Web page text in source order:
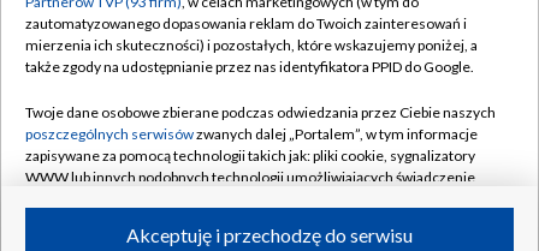
Centrum informacji TVP
Naziemna Telewizja Cyfrowa
Rada Programowa
System NOS
Informacje o nadawcy
Program dla prasy
Moje zgody
Pomoc
Kontakt
Kanały
zautomatyzowanego dopasowania reklam do Twoich zainteresowań i
mierzenia ich skuteczności) i pozostałych, które wskazujemy poniżej, a
także zgody na udostępnianie przez nas identyfikatora PPID do Google.
Twoje dane osobowe zbierane podczas odwiedzania przez Ciebie naszych
poszczególnych serwisówzwanych dalej „Portalem”, w tym informacje
zapisywane za pomocą technologii takich jak: pliki cookie, sygnalizatory
WWW lub innych podobnych technologii umożliwiających świadczenie
ruchu w Internecie.Akceptuję i przechodzę do serwisu